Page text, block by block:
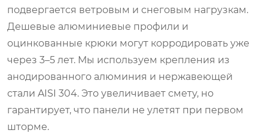
подвергается ветровым и снеговым нагрузкам.
Дешевые алюминиевые профили и
оцинкованные крюки могут корродировать уже
через 3–5 лет. Мы используем крепления из
анодированного алюминия и нержавеющей
стали AISI 304. Это увеличивает смету, но
гарантирует, что панели не улетят при первом
шторме.